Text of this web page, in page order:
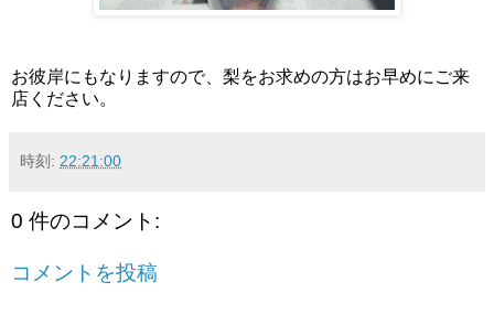
お彼岸にもなりますので、梨をお求めの方はお早めにご来
店ください。
時刻: 22:21:00
0 件のコメント:
コメントを投稿